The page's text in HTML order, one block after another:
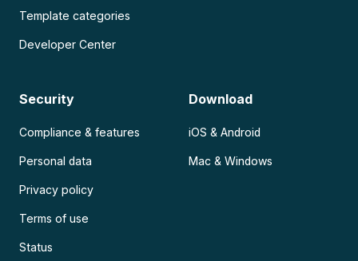
Template categories
Developer Center
Security
Compliance & features
Personal data
Privacy policy
Terms of use
Status
Download
iOS & Android
Mac & Windows